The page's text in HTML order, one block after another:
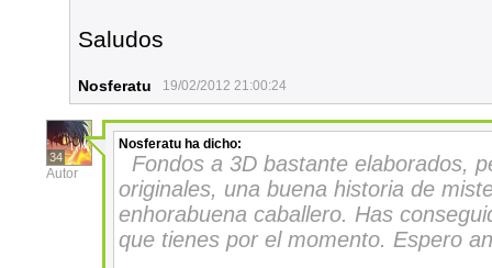
Saludos
Nosferatu 19/02/2012 21:00:24
34
Autor
Nosferatu ha dicho:
Fondos a 3D bastante elaborados,
originales, una buena historia de
enhorabuena caballero. Has
que tienes por el momento. Espero